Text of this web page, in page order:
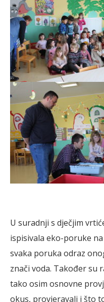
U suradnji s dječjim
ispisivala eko-poruke na
svaka poruka odraz
znači voda. Također su
tako osim osnovne
okus, provjeravali i što